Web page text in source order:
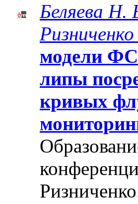
Беляева Н.
модели
липы
кривых